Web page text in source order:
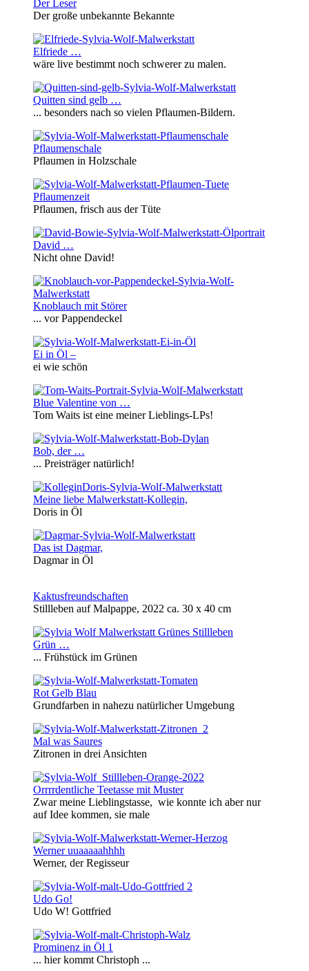
Der Leser
Der große unbekannte Bekannte
Elfriede …
wäre live bestimmt noch schwerer zu malen.
Quitten sind gelb …
... besonders nach so vielen Pflaumen-Bildern.
Pflaumenschale
Pflaumen in Holzschale
Pflaumenzeit
Pflaumen, frisch aus der Tüte
David …
Nicht ohne David!
Knoblauch mit Störer
... vor Pappendeckel
Ei in Öl –
ei wie schön
Blue Valentine von …
Tom Waits ist eine meiner Lieblings-LPs!
Bob, der …
... Preisträger natürlich!
Meine liebe Malwerkstatt-Kollegin,
Doris in Öl
Das ist Dagmar,
Dagmar in Öl
Kaktusfreundschaften
Stillleben auf Malpappe, 2022 ca. 30 x 40 cm
Grün …
... Frühstück im Grünen
Rot Gelb Blau
Grundfarben in nahezu natürlicher Umgebung
Mal was Saures
Zitronen in drei Ansichten
Orrrrdentliche Teetasse mit Muster
Zwar meine Lieblingstasse, wie konnte ich aber nur
auf Idee kommen, sie male
Werner uuaaaaahhhh
Werner, der Regisseur
Udo Go!
Udo W! Gottfried
Prominenz in Öl 1
... hier kommt Christoph ...